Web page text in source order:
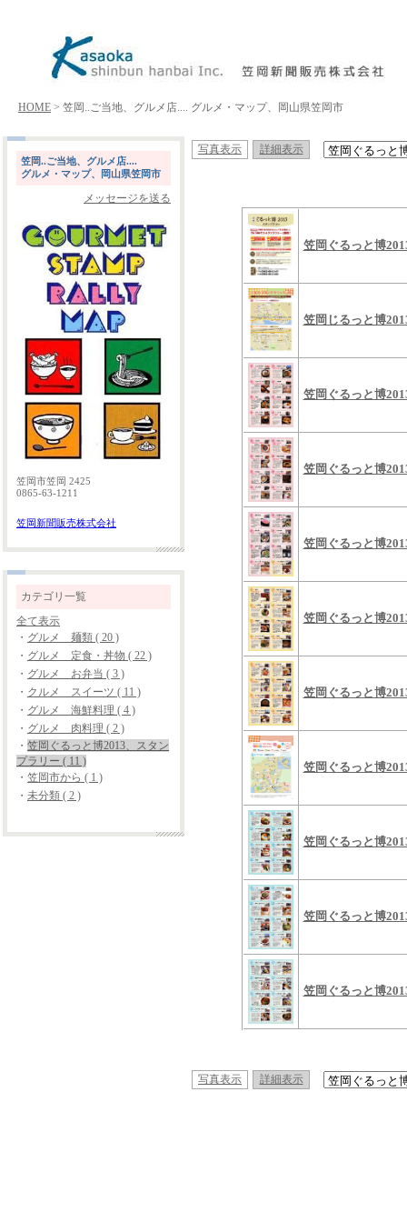
HOME > 笠岡..ご当地、グルメ店.... グルメ・マップ、岡山県笠岡市
笠岡..ご当地、グルメ店....
グルメ・マップ、岡山県笠岡市
メッセージを送る
笠岡市笠岡 2425
0865-63-1211
笠岡新聞販売株式会社
カテゴリ一覧
全て表示
・ グルメ 麺類 ( 20 )
・ グルメ 定食・丼物 ( 22 )
・ グルメ お弁当 ( 3 )
・ クルメ スイーツ ( 11 )
・ グルメ 海鮮料理 ( 4 )
・ グルメ 肉料理 ( 2 )
・ 笠岡ぐるっと博2013、スタン
プラリー ( 11 )
・ 笠岡市から ( 1 )
・ 未分類 ( 2 )
写真表示 詳細表示
笠岡ぐるっと博
笠岡じるっと博
笠岡ぐるっと博
笠岡ぐるっと博
笠岡ぐるっと博
笠岡ぐるっと博
笠岡ぐるっと博
笠岡ぐるっと博
笠岡ぐるっと博
笠岡ぐるっと博
笠岡ぐるっと博
写真表示 詳細表示